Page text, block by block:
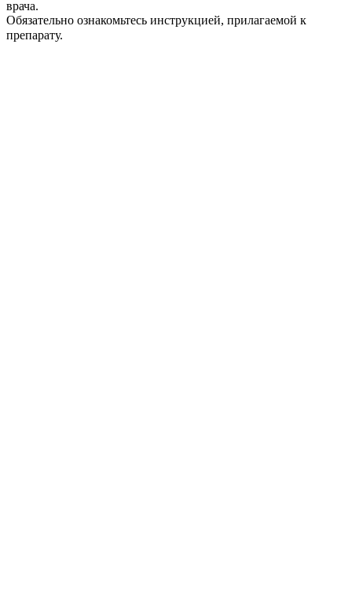
врача.
Обязательно ознакомьтесь инструкцией, прилагаемой к
препарату.